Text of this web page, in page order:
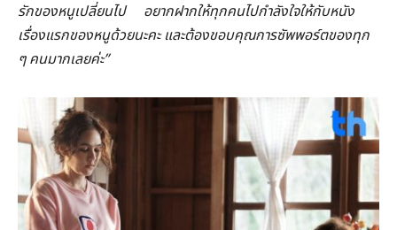
รักของหนูเปลี่ยนไป อยากฝากให้ทุกคนไปกำลังใจให้กับหนัง
เรื่องแรกของหนูด้วยนะคะ และต้องขอบคุณการซัพพอร์ตของทุก
ๆ คนมากเลยค่ะ”